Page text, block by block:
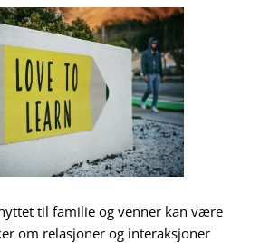
til familie og venner kan være
om relasjoner og interaksjoner